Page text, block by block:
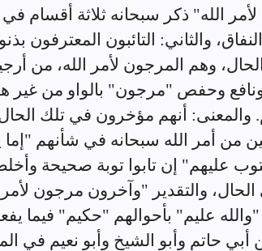
لأمر الله" ذكر سبحانه ثلاثة أقسام
والثاني: التائبون المعترفون
وهم المرجون لأمر الله، من
وحفص "مرجون" بالواو من غير
والمعنى: أنهم مؤخرون في تلك الحال
من أمر الله سبحانه في شأنهم
عليهم" إن تابوا توبة صحيحة
والتقدير "وآخرون مرجون لأمر
"والله عليم" بأحوالهم "حكيم" فيما
حاتم وأبو الشيخ وأبو نعيم في